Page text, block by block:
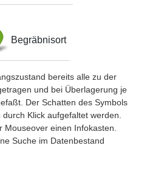
Begräbnisort
bereits alle zu der
und bei Überlagerung je
Der Schatten des Symbols
Klick aufgefaltet werden.
einen Infokasten.
Suche im Datenbestand